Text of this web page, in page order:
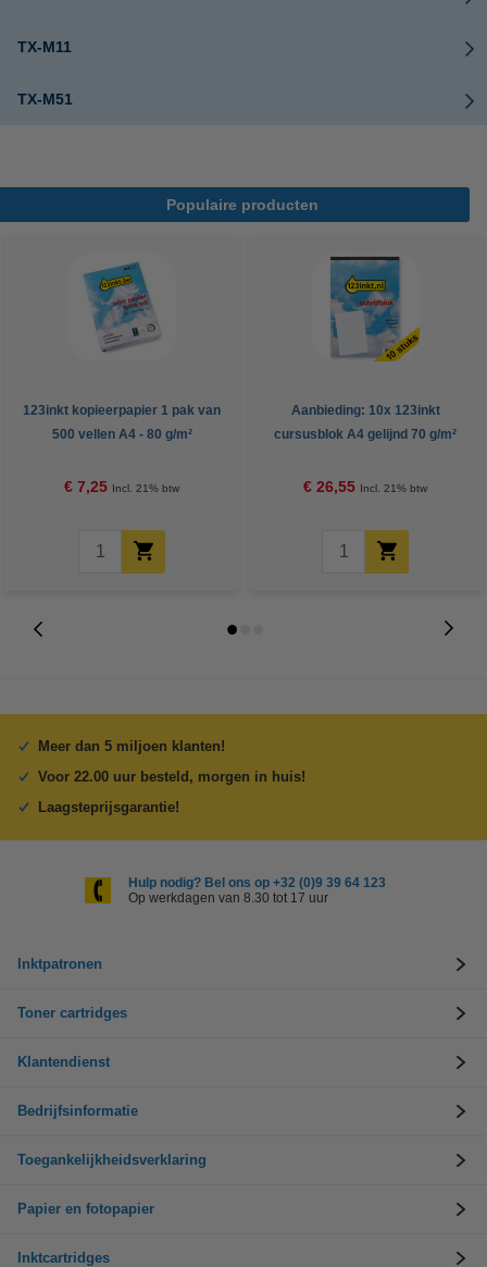
TX-M11
TX-M51
Populaire producten
123inkt kopieerpapier 1 pak van
500 vellen A4 - 80 g/m²
€ 7,25 Incl. 21% btw
Aanbieding: 10x 123inkt
cursusblok A4 gelijnd 70 g/m²
€ 26,55 Incl. 21% btw
Meer dan 5 miljoen klanten!
Voor 22.00 uur besteld, morgen in huis!
Laagsteprijsgarantie!
Hulp nodig? Bel ons op +32 (0)9 39 64 123
Op werkdagen van 8.30 tot 17 uur
Inktpatronen
Toner cartridges
Klantendienst
Bedrijfsinformatie
Toegankelijkheidsverklaring
Papier en fotopapier
Inktcartridges